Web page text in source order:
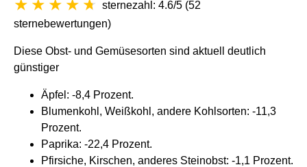
sternezahl: 4.6/5 (52
sternebewertungen)
Diese Obst- und Gemüsesorten sind aktuell deutlich
günstiger
Äpfel: -8,4 Prozent.
Blumenkohl, Weißkohl, andere Kohlsorten: -11,3
Prozent.
Paprika: -22,4 Prozent.
Pfirsiche, Kirschen, anderes Steinobst: -1,1 Prozent.